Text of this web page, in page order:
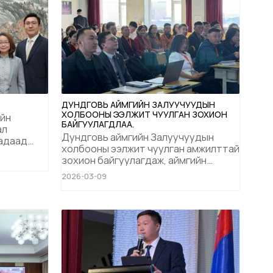
Динвэнь
ДУНДГОВЬ АЙМГИЙН ЗАЛУУЧУУДЫН
ХОЛБООНЫ ЭЭЛЖИТ ЧУУЛГАН ЗОХИОН
БАЙГУУЛАГДЛАА.
Дундговь аймгийн Залуучуудын
холбооны ээлжит чуулган амжилттай
зохион байгуулагдаж, аймгийн
хөгжилд залуусын оролцоог
нэмэгдүүлэх, бүтэц бүрэлдэхүүнийг
бодлого шийдвэрт тусгах чухал
асуудлуудыг хэлэлцэн
шийдвэрлэлээ. Хуралдааныг МЗХ-ны
тэргүүн дэд ерөнхийлөгч Б.Дөл,
хяналтын ...
2026-03-09